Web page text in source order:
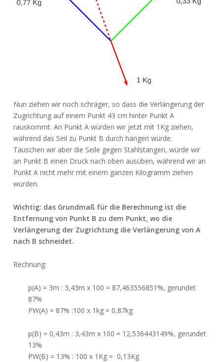
Nun ziehen wir noch schräger, so dass die Verlängerung der
Zugrichtung auf einem Punkt 43 cm hinter Punkt A
rauskommt. An Punkt A würden wir jetzt mit 1Kg ziehen,
während das Seil zu Punkt B durch hängen würde.
Tauschen wir aber die Seile gegen Stahlstangen, würde wir
an Punkt B einen Druck nach oben ausüben, während wir an
Punkt A nicht mehr mit einem ganzen Kilogramm ziehen
würden.
Wichtig: das Grundmaß für die Berechnung ist die
Entfernung von Punkt B zu dem Punkt, wo die
Verlängerung der Zugrichtung die Verlängerung von A
nach B schneidet.
Rechnung:
p(A) = 3m : 3,43m x 100 = 87,463556851%, gerundet
87%
PW(A) = 87% :100 x 1kg = 0,87kg
p(B) = 0,43m : 3,43m x 100 = 12,536443149%, gerundet
13%
PW(B) = 13% : 100 x 1Kg = 0,13Kg